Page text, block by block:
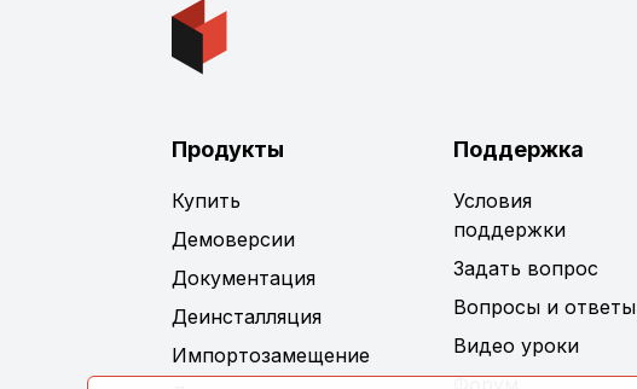
Продукты
Купить
Демоверсии
Документация
Деинсталляция
Импортозамещение
Поддержка
Условия
поддержки
Задать вопрос
Вопросы и ответы
Видео уроки
Форум